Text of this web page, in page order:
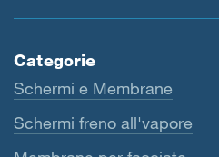
Categorie
Schermi e Membrane
Schermi freno all'vapore